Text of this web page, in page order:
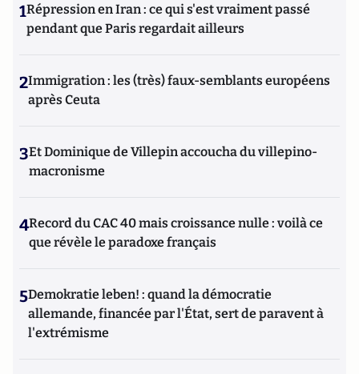
1Répression en Iran : ce qui s'est vraiment passé
pendant que Paris regardait ailleurs
2Immigration : les (très) faux-semblants européens
après Ceuta
3Et Dominique de Villepin accoucha du villepino-
macronisme
4Record du CAC 40 mais croissance nulle : voilà ce
que révèle le paradoxe français
5Demokratie leben! : quand la démocratie
allemande, financée par l'État, sert de paravent à
l'extrémisme